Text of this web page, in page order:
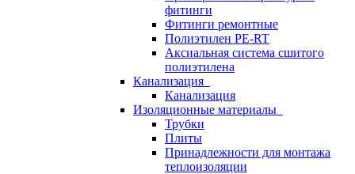
фитинги
Фитинги ремонтные
Полиэтилен PE-RT
Аксиальная система сшитого
полиэтилена
Канализация
Канализация
Изоляционные материалы
Трубки
Плиты
Принадлежности для монтажа
теплоизоляции